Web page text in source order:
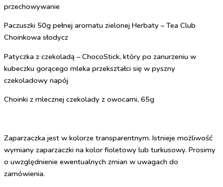
przechowywanie
Paczuszki 50g pełnej aromatu zielonej Herbaty – Tea Club
Choinkowa słodycz
Patyczka z czekoladą – ChocoStick, który po zanurzeniu w
kubeczku gorącego mleka przekształci się w pyszny
czekoladowy napój
Choinki z mlecznej czekolady z owocami, 65g
Zaparzaczka jest w kolorze transparentnym. Istnieje możliwość
wymiany zaparzaczki na kolor fioletowy lub turkusowy. Prosimy
o uwzględnienie ewentualnych zmian w uwagach do
zamówienia.